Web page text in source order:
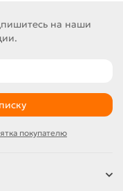
на наши
покупателю